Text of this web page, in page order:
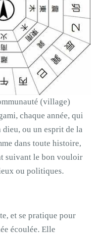
(village)
chaque année, qui
ou un esprit de la
dans toute histoire,
suivant le bon vouloir
ou politiques.
et se pratique pour
écoulée. Elle